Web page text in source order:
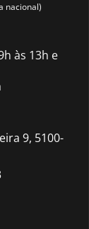
nacional)
às 13h e
9, 5100-